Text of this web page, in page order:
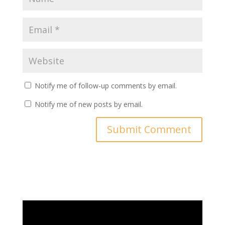
Notify me of follow-up comments by email.
Notify me of new posts by email.